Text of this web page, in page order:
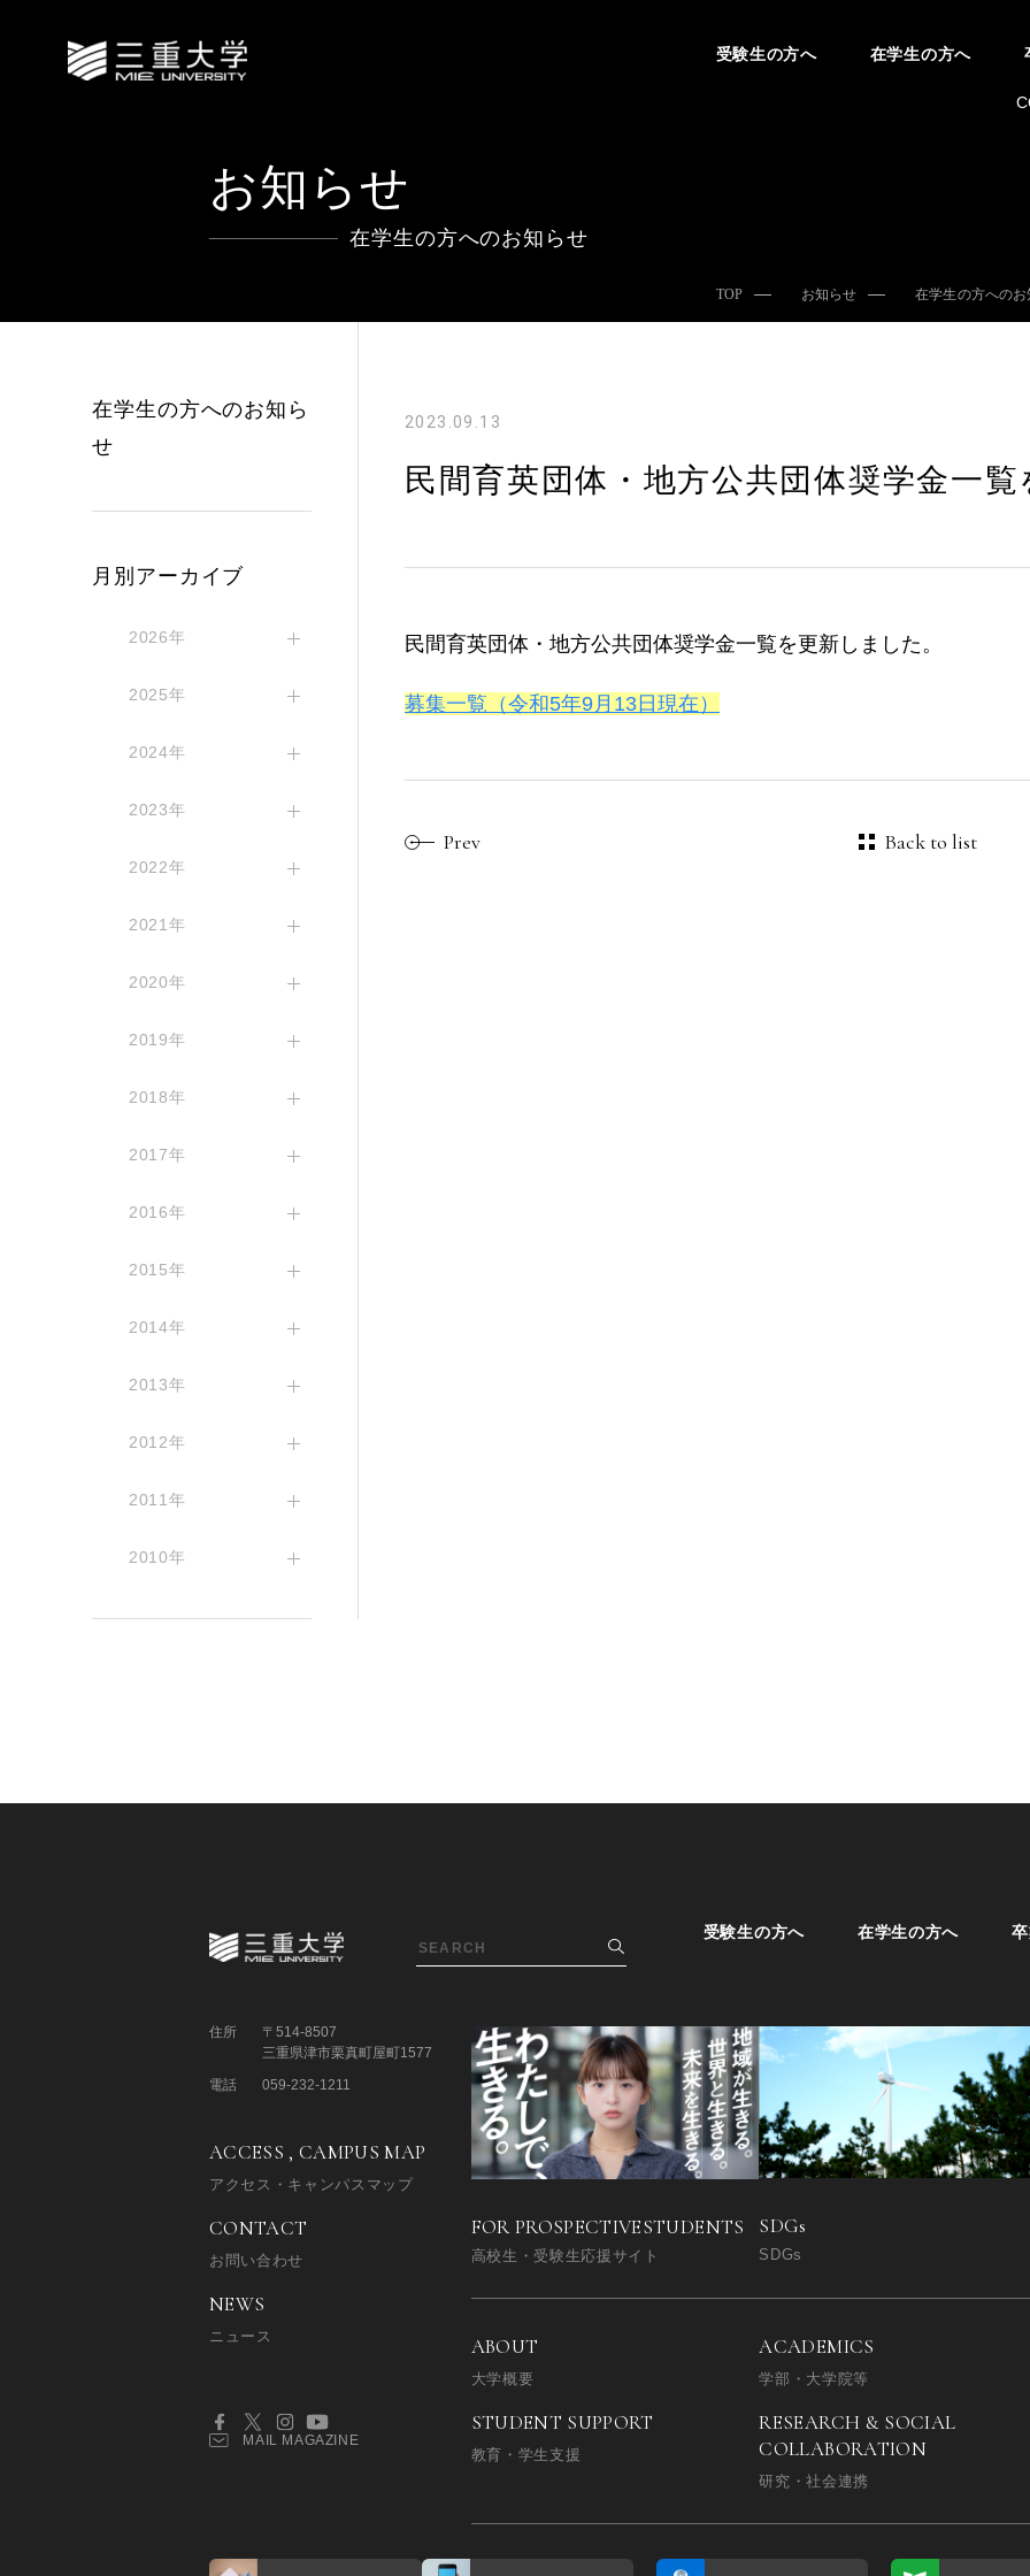
受験生の方へ 在学生の方へ
お知らせ
在学生の方へのお知らせ
TOP お知らせ 在学生の方へのお
2023.09.13
民間育英団体・地方公共団体奨学金一
民間育英団体・地方公共団体奨学金一覧を更新しました。
募集一覧（令和5年9月13日現在）
Prev Back to list
在学生の方へのお知ら
せ
月別アーカイブ
2026年
2025年
2024年
2023年
2022年
2021年
2020年
2019年
2018年
2017年
2016年
2015年
2014年
2013年
2012年
2011年
2010年
受験生の方へ 在学生の方へ
FOR PROSPECTIVESTUDENTS
高校生・受験生応援サイト
SDGs
SDGs
ABOUT
大学概要
ACADEMICS
学部・大学院等
STUDENT SUPPORT
教育・学生支援
RESEARCH & SOCIAL
COLLABORATION
研究・社会連携
住所
〒514-8507
三重県津市栗真町屋町1577
電話
059-232-1211
ACCESS , CAMPUS MAP
アクセス・キャンパスマップ
CONTACT
お問い合わせ
NEWS
ニュース
MAIL MAGAZINE